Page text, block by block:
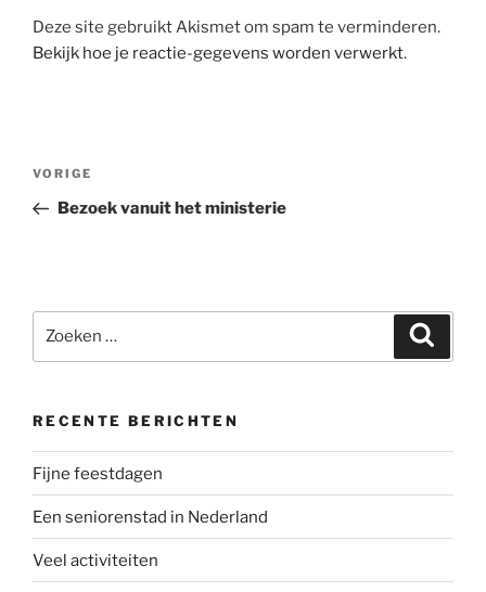
Deze site gebruikt Akismet om spam te verminderen.
Bekijk hoe je reactie-gegevens worden verwerkt.
Berichtnavigatie
Vorig
bericht
VORIGE
Bezoek vanuit het ministerie
naar:
RECENTE BERICHTEN
Fijne feestdagen
Een seniorenstad in Nederland
Veel activiteiten